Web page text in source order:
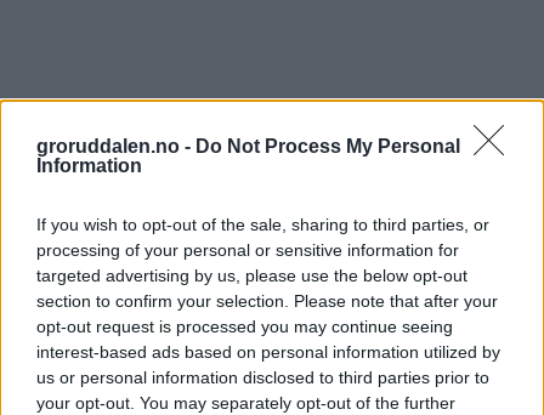
groruddalen.no - Do Not Process My Personal
Information
If you wish to opt-out of the sale, sharing to third parties, or
processing of your personal or sensitive information for
targeted advertising by us, please use the below opt-out
section to confirm your selection. Please note that after your
opt-out request is processed you may continue seeing
interest-based ads based on personal information utilized by
us or personal information disclosed to third parties prior to
your opt-out. You may separately opt-out of the further